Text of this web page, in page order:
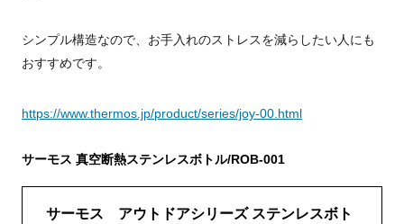
シンプル構造なので、お手入れのストレスを減らしたい人にも
おすすめです。
https://www.thermos.jp/product/series/joy-00.html
サーモス 真空断熱ステンレスボトル/ROB-001
サーモス アウトドアシリーズ ステンレスボト